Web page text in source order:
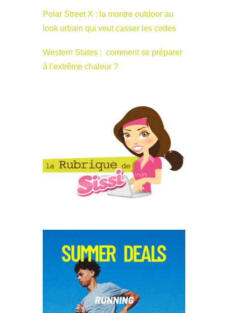
Polar Street X : la montre outdoor au
look urbain qui veut casser les codes
Western States : comment se préparer
à l’extrême chaleur ?